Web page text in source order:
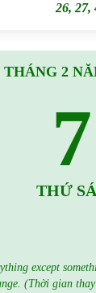
26, 27,
THÁNG 2
7
THỨ
except
(Thời gian